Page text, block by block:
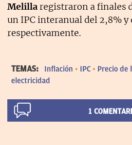
Melillaregistraron a finales
un IPC interanual del 2,8% y
respectivamente.
TEMAS: Inflación IPC Precio de
electricidad
1